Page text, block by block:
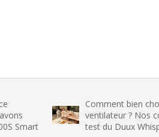
Comment bien choisir son
ventilateur ? Nos conseils et le
test du Duux Whisper Flex 2